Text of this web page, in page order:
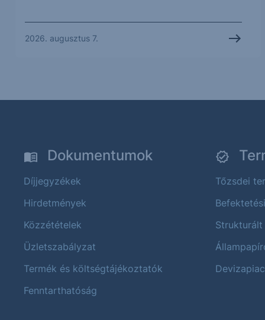
2026. augusztus 7.
Dokumentumok
Díjjegyzékek
Hirdetmények
Közzétételek
Üzletszabályzat
Termék és költségtájékoztatók
Fenntarthatóság
Tőzsdei
Devizapiac